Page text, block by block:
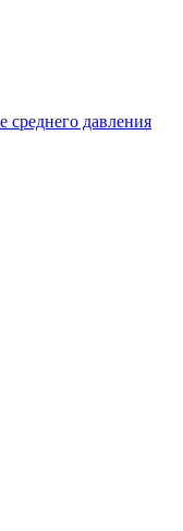
среднего давления